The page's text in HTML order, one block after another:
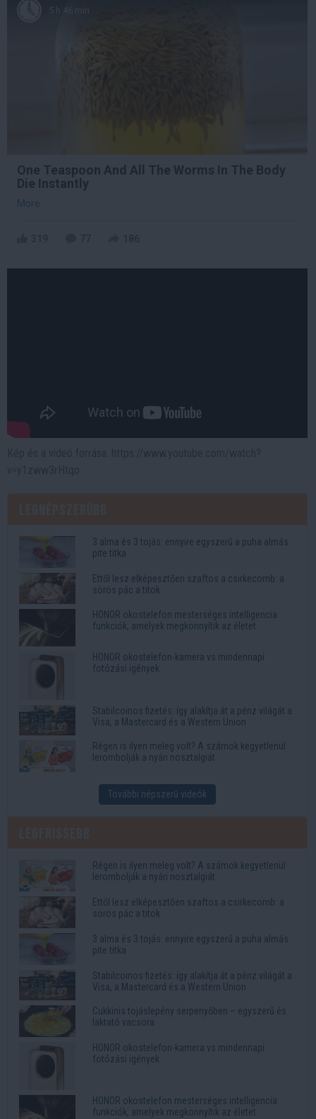
One Teaspoon And All The Worms In The Body
Die Instantly
More
3 alma és 3 tojás: ennyire egyszerű a puha almás
pite titka
Ettől lesz elképesztően szaftos a csirkecomb: a
sörös pác a titok
HONOR okostelefon mesterséges intelligencia
funkciók, amelyek megkönnyítik az életet
HONOR okostelefon-kamera vs mindennapi
fotózási igények
Stabilcoinos fizetés: így alakítja át a pénz világát a
Visa, a Mastercard és a Western Union
Régen is ilyen meleg volt? A számok kegyetlenül
lerombolják a nyári nosztalgiát
További népszerű videók
Régen is ilyen meleg volt? A számok kegyetlenül
lerombolják a nyári nosztalgiát
Ettől lesz elképesztően szaftos a csirkecomb: a
sörös pác a titok
3 alma és 3 tojás: ennyire egyszerű a puha almás
pite titka
Stabilcoinos fizetés: így alakítja át a pénz világát a
Visa, a Mastercard és a Western Union
Cukkinis tojáslepény serpenyőben – egyszerű és
laktató vacsora
HONOR okostelefon-kamera vs mindennapi
fotózási igények
HONOR okostelefon mesterséges intelligencia
funkciók, amelyek megkönnyítik az életet